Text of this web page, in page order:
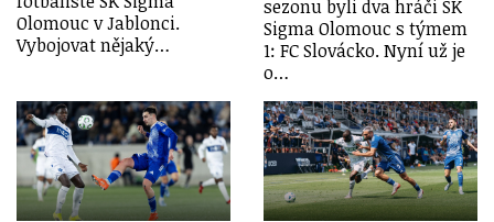
Olomouc v Jablonci.
Vybojovat nějaký…
sezonu byli dva hráči SK
Sigma Olomouc s týmem
1: FC Slovácko. Nyní už je
o…